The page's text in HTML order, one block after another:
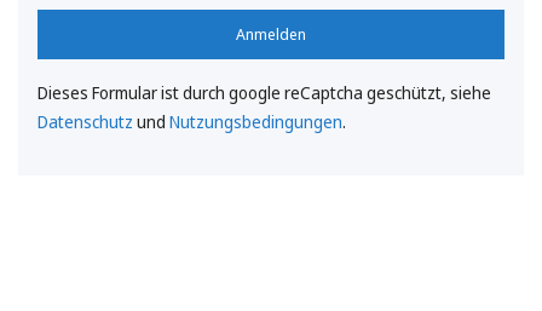
Anmelden
Dieses Formular ist durch google reCaptcha geschützt, siehe
Datenschutz und Nutzungsbedingungen.